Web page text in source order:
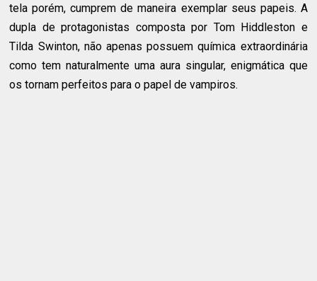
tela porém, cumprem de maneira exemplar seus papeis. A
dupla de protagonistas composta por Tom Hiddleston e
Tilda Swinton, não apenas possuem química extraordinária
como tem naturalmente uma aura singular, enigmática que
os tornam perfeitos para o papel de vampiros.